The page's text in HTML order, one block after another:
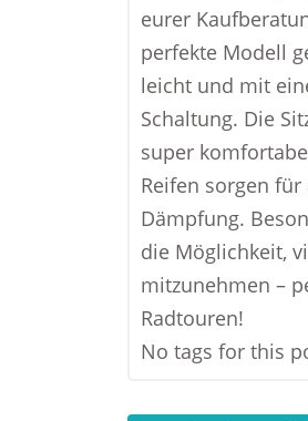
eurer
perfekte Modell
leicht und mit
Schaltung. Die
super
Reifen sorgen
Dämpfung.
die Möglichkeit,
mitzunehmen –
Radtouren!
No tags for this